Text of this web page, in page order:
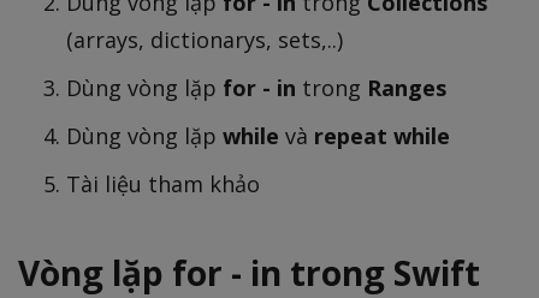
(arrays, dictionarys, sets,..)
Dùng vòng lặp for - in trong Ranges
Dùng vòng lặp while và repeat while
Tài liệu tham khảo
Vòng lặp for - in trong Swift